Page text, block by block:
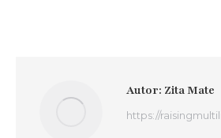
Autor: Zita Mate
https://